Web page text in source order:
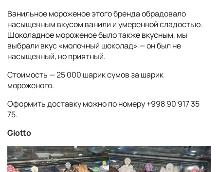
Ванильное мороженое этого бренда обрадовало
насыщенным вкусом ванили и умеренной сладостью.
Шоколадное мороженое было также вкусным, мы
выбрали вкус «молочный шоколад» — он был не
насыщенный, но приятный.
Стоимость — 25 000 шарик сумов за шарик
мороженого.
Оформить доставку можно по номеру +998 90 917 35
75.
Giotto